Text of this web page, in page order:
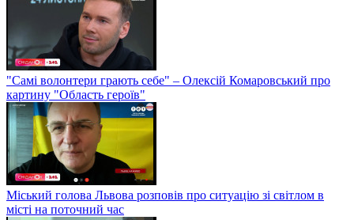
"Самі волонтери грають себе" – Олексій Комаровський про
картину "Область героїв"
Міський голова Львова розповів про ситуацію зі світлом в
місті на поточний час